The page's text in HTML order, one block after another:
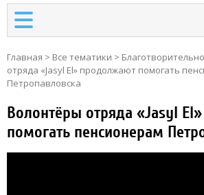
Главная > Все тематики >
отряда «Jasyl El» продолжают помогать
Петропавловска
Волонтёры отряда «Jasyl
помогать пенсионерам